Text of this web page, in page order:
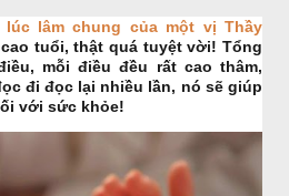
lâm chung của một vị Thầy
tuổi, thật quá tuyệt vời! Tổng
mỗi điều đều rất cao thâm,
đi đọc lại nhiều lần, nó sẽ giúp
với sức khỏe!